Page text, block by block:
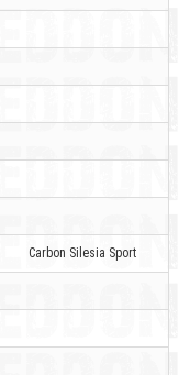
Carbon Silesia Sport